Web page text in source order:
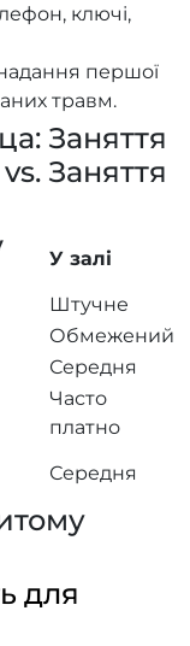
ключі,
першої
травм.
Заняття
Заняття
У залі
Штучне
Обмежений
Середня
Часто
платно
Середня
для